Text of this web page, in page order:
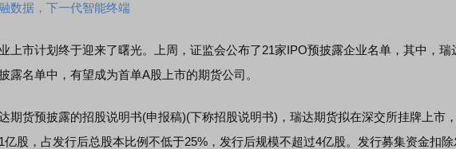
数据，下一代智能终端
市计划终于迎来了曙光。上周，证监会公布了21家IPO预披露企业名单，其中，瑞
露名单中，有望成为首单A股上市的期货公司。
货预披露的招股说明书(申报稿)(下称招股说明书)，瑞达期货拟在深交所挂牌上市
亿股，占发行后总股本比例不低于25%，发行后规模不超过4亿股。发行募集资金扣除